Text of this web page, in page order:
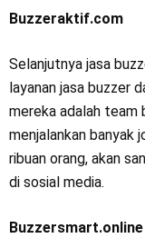
Buzzeraktif.com
Selanjutnya jasa
layanan jasa buzzer
mereka adalah team
menjalankan banyak
ribuan orang, akan
di sosial media.
Buzzersmart.online